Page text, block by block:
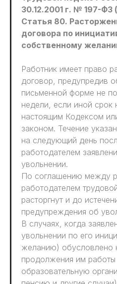
30.12.2001 г. № 197-ФЗ
Статья 80.
договора по
собственному
Работник имеет право
договор, предупредив
письменной форме не
недели, если иной срок
настоящим Кодексом
законом. Течение
на следующий день
работодателем
увольнении.
По соглашению между
работодателем
расторгнут и до
предупреждения об
В случаях, когда
увольнении по его
желанию) обусловлено
продолжения им работы
образовательную